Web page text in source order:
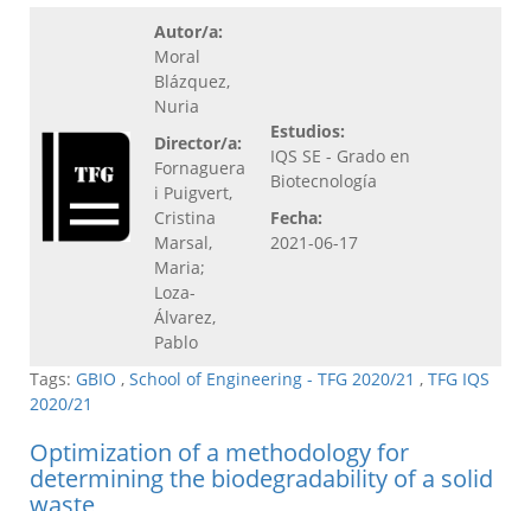
Autor/a:
Moral
Blázquez,
Nuria
Director/a:
Fornaguera
i Puigvert,
Cristina
Marsal,
Maria;
Loza-
Álvarez,
Pablo
Estudios:
IQS SE - Grado en
Biotecnología
Fecha:
2021-06-17
Tags: GBIO , School of Engineering - TFG 2020/21 , TFG IQS
2020/21
Optimization of a methodology for
determining the biodegradability of a solid